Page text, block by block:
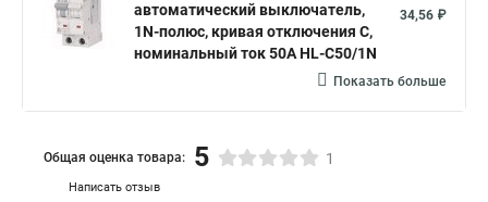
автоматический выключатель,
1N-полюс, кривая отключения C,
номинальный ток 50А HL-C50/1N
34,56 ₽
Показать больше
Написать отзыв
Общая оценка товара: 5 1